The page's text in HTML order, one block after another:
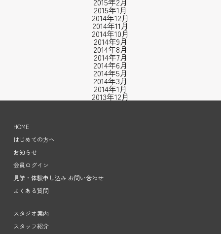
2015年1月
2014年12月
2014年11月
2014年10月
2014年9月
2014年8月
2014年7月
2014年6月
2014年5月
2014年3月
2014年1月
2013年12月
HOME
はじめての方へ
お知らせ
会員ログイン
見学・体験申し込み お問い合わせ
よくある質問
スタジオ案内
スタッフ紹介